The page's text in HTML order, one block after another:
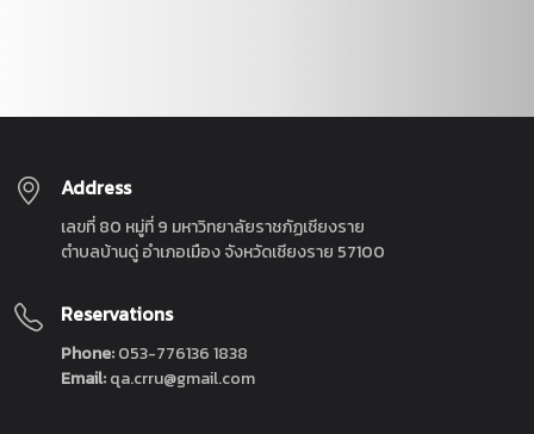
Address
เลขที่ 80 หมู่ที่ 9 มหาวิทยาลัยราชภัฏเชียงราย
ตำบลบ้านดู่ อำเภอเมือง จังหวัดเชียงราย 57100
Reservations
Phone:053-776136 1838
Email:qa.crru@gmail.com